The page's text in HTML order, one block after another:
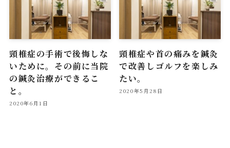
頸椎症の手術で後悔しな
いために。その前に当院
の鍼灸治療ができるこ
と。
2020年6月1日
頸椎症や首の痛みを鍼灸
で改善しゴルフを楽しみ
たい。
2020年5月28日